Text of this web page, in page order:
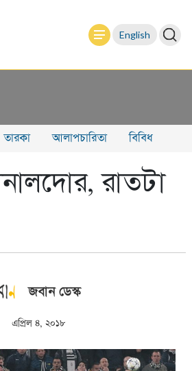
English
তারকা আলাপচারিতা বিবিধ
রাতটা
জবান ডেস্ক
এপ্রিল ৪, ২০১৮